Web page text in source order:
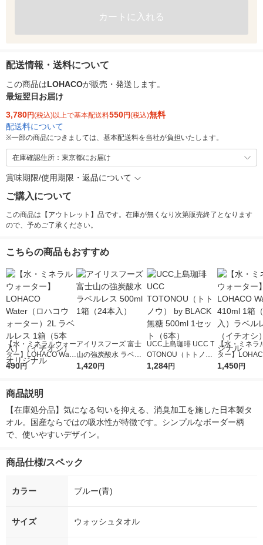
カートに入れる
配送情報・送料について
この商品はLOHACOが販売・発送します。
最短翌日お届け
3,780円(税込)以上で基本配送料550円(税込)無料
配送料について
※一部の商品につきましては、基本配送料を当社が負担いたします。
在庫確認住所：東京都にお届け
賞味期限/使用期限・返品について
ご購入について
この商品は【アウトレット】品です。在庫が無くなり次第販売終了となります
ので、予めご了承ください。
こちらの商品もおすすめ
【水・ミネラルウォー
ター】LOHACO Wate
r（ロハコウォータ
シ） オリジナル
490円
アイリスフーズ 富士
山の強炭酸水 ラベル
レス 500ml 1箱（24
1,420円
UCC上島珈琲 UCC T
OTONOU（トトノ
ウ） by BLACK無糖 5
1,284円
【水・ミネラ
ター】
r 410ml 1箱（
1,450円
商品説明
【在庫処分品】気になる匂いを抑える、消臭加工を施した日本製タ
オル。国産ならではの吸水性が特徴です。シンプルなボーダー柄
で、使いやすいデザイン。
商品仕様/スペック
カラー ブルー(青)
サイズ ウォッシュタオル